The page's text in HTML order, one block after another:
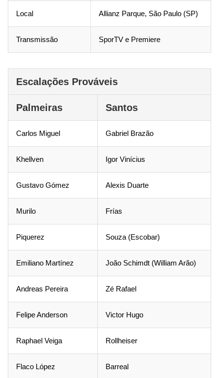
Local Allianz Parque, São Paulo (SP)
Transmissão SporTV e Premiere
Escalações Prováveis
Palmeiras Santos
Carlos Miguel Gabriel Brazão
Khellven Igor Vinícius
Gustavo Gómez Alexis Duarte
Murilo Frías
Piquerez Souza (Escobar)
Emiliano Martínez João Schimdt (William Arão)
Andreas Pereira Zé Rafael
Felipe Anderson Victor Hugo
Raphael Veiga Rollheiser
Flaco López Barreal